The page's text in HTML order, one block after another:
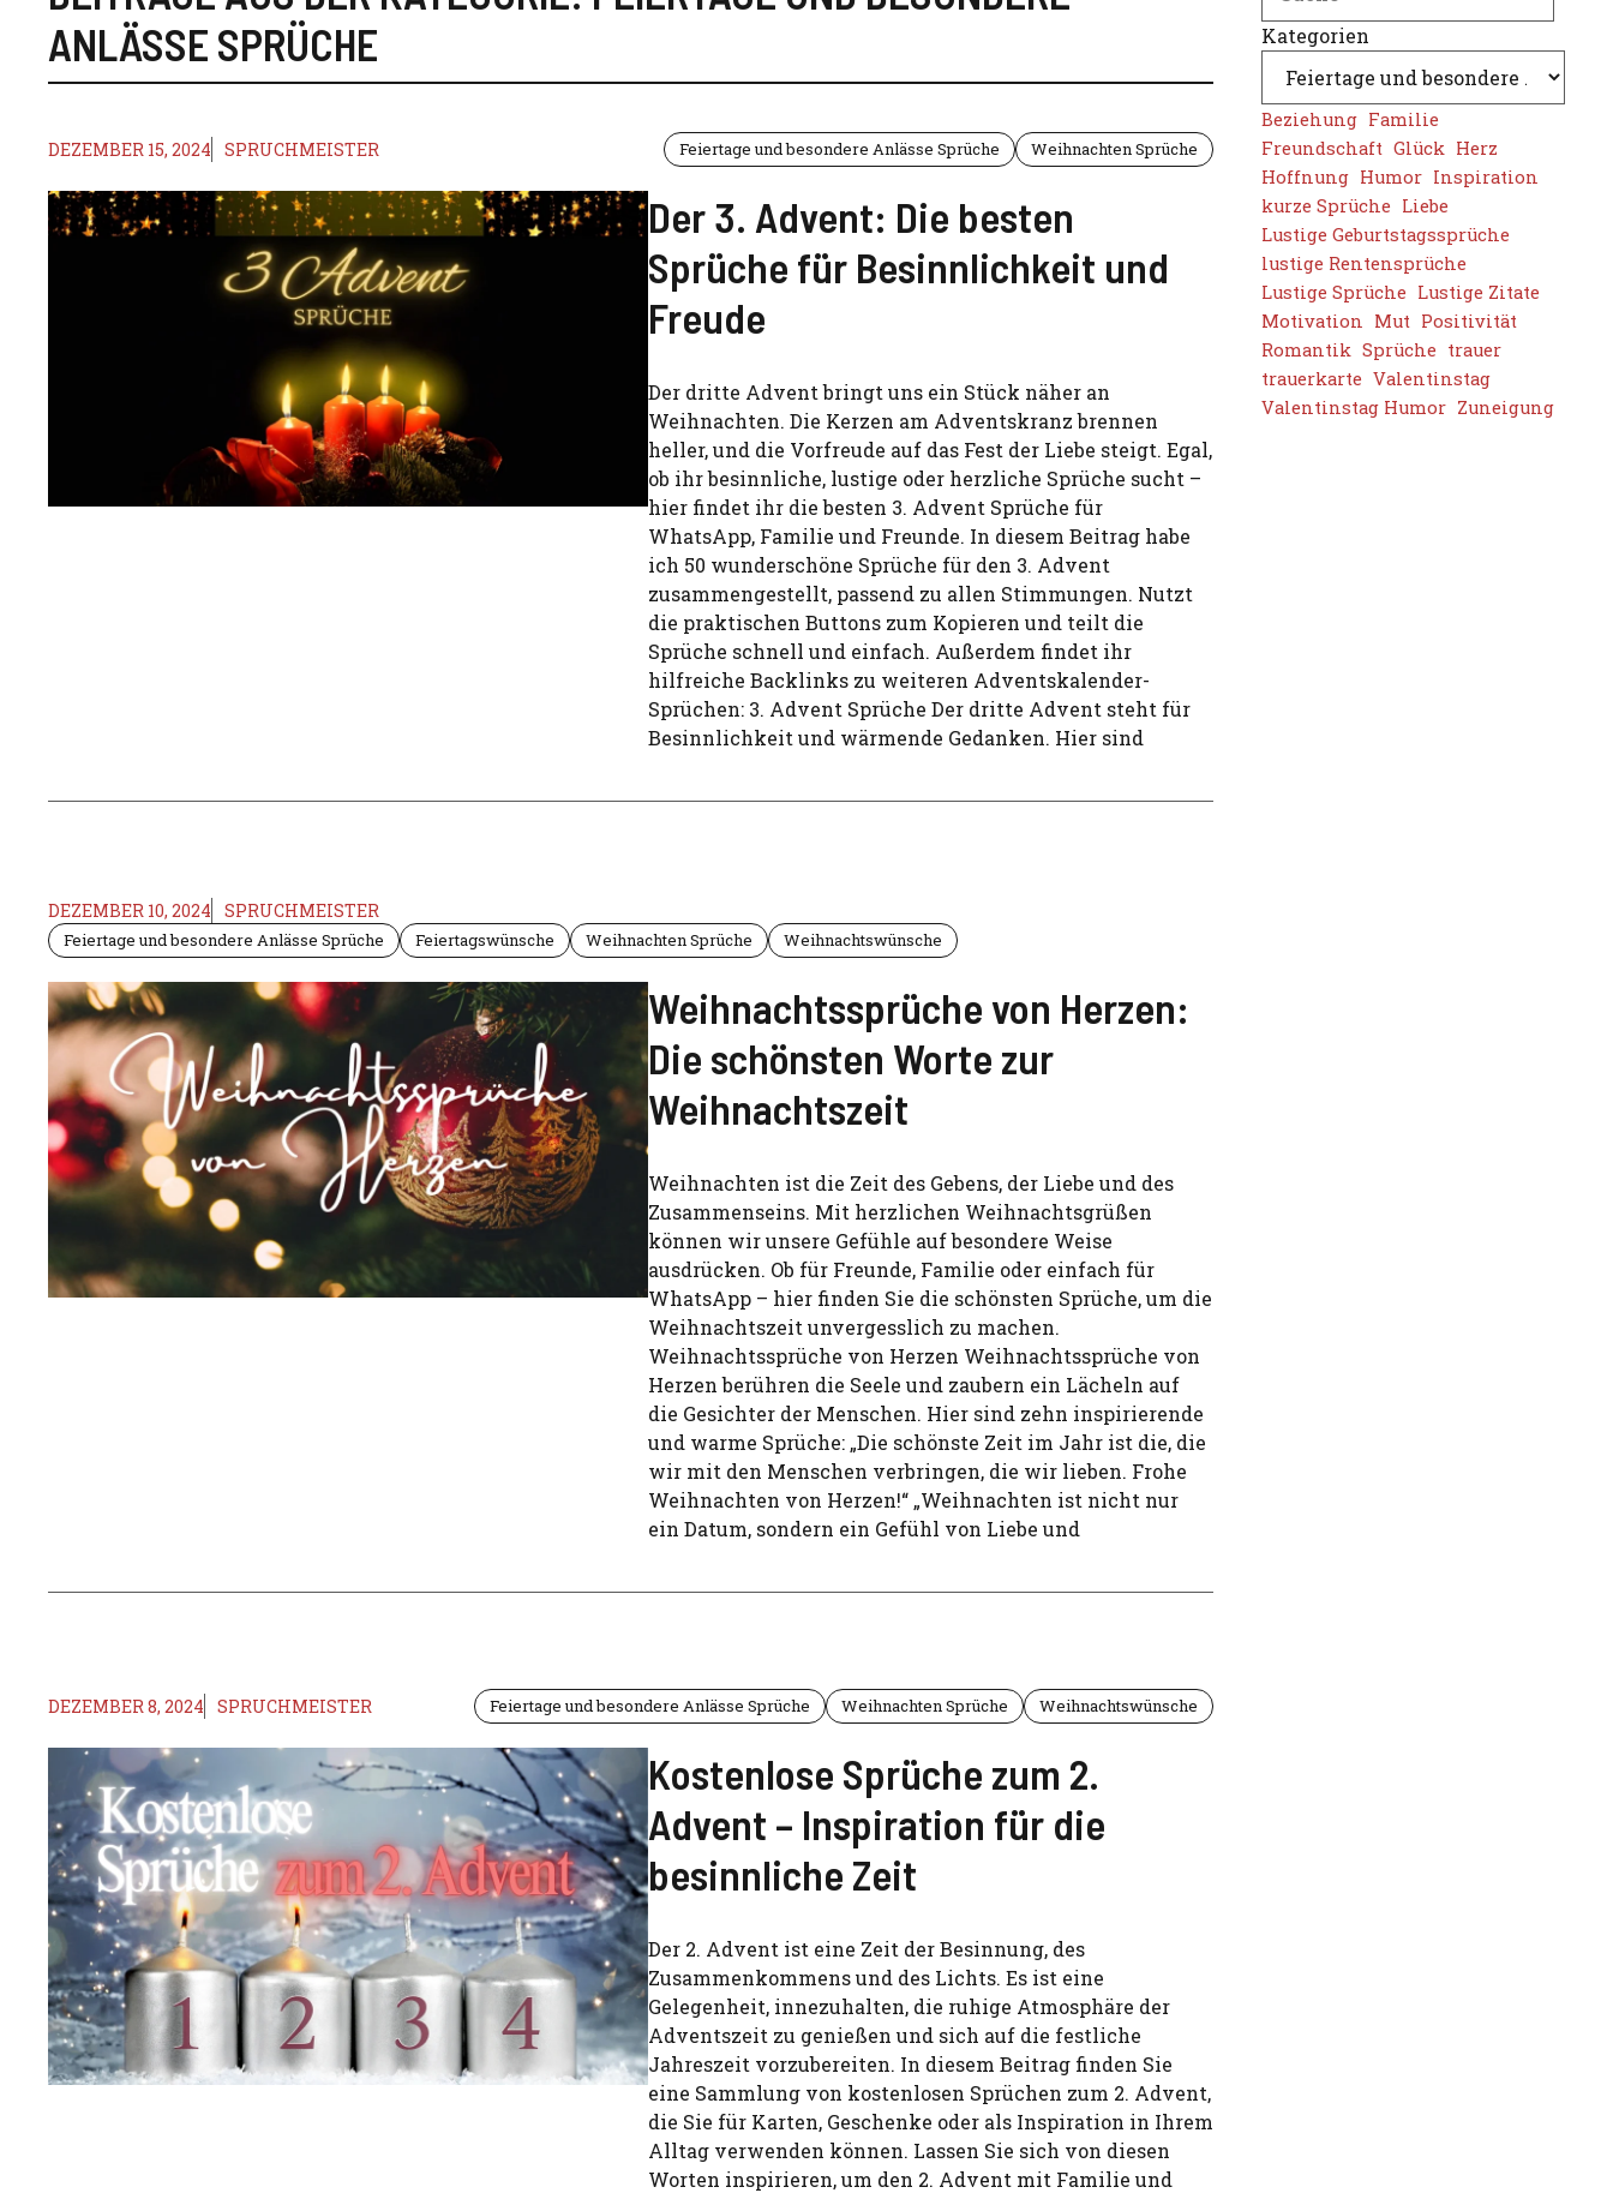
ANLÄSSE SPRÜCHE
DEZEMBER 15, 2024 SPRUCHMEISTER Feiertage und besondere Anlässe Sprüche Weihnachten Sprüche
Der 3. Advent: Die besten
Sprüche für Besinnlichkeit und
Freude
Der dritte Advent bringt uns ein Stück näher an
Weihnachten. Die Kerzen am Adventskranz brennen
heller, und die Vorfreude auf das Fest der Liebe steigt. Egal,
ob ihr besinnliche, lustige oder herzliche Sprüche sucht –
hier findet ihr die besten 3. Advent Sprüche für
WhatsApp, Familie und Freunde. In diesem Beitrag habe
ich 50 wunderschöne Sprüche für den 3. Advent
zusammengestellt, passend zu allen Stimmungen. Nutzt
die praktischen Buttons zum Kopieren und teilt die
Sprüche schnell und einfach. Außerdem findet ihr
hilfreiche Backlinks zu weiteren Adventskalender-
Sprüchen: 3. Advent Sprüche Der dritte Advent steht für
Besinnlichkeit und wärmende Gedanken. Hier sind
DEZEMBER 10, 2024 SPRUCHMEISTER
Feiertage und besondere Anlässe Sprüche Feiertagswünsche Weihnachten Sprüche Weihnachtswünsche
Weihnachtssprüche von Herzen:
Die schönsten Worte zur
Weihnachtszeit
Weihnachten ist die Zeit des Gebens, der Liebe und des
Zusammenseins. Mit herzlichen Weihnachtsgrüßen
können wir unsere Gefühle auf besondere Weise
ausdrücken. Ob für Freunde, Familie oder einfach für
WhatsApp – hier finden Sie die schönsten Sprüche, um die
Weihnachtszeit unvergesslich zu machen.
Weihnachtssprüche von Herzen Weihnachtssprüche von
Herzen berühren die Seele und zaubern ein Lächeln auf
die Gesichter der Menschen. Hier sind zehn inspirierende
und warme Sprüche: „Die schönste Zeit im Jahr ist die, die
wir mit den Menschen verbringen, die wir lieben. Frohe
Weihnachten von Herzen!“ „Weihnachten ist nicht nur
ein Datum, sondern ein Gefühl von Liebe und
DEZEMBER 8, 2024 SPRUCHMEISTER Feiertage und besondere Anlässe Sprüche Weihnachten Sprüche Weihnachtswünsche
Kostenlose Sprüche zum 2.
Advent – Inspiration für die
besinnliche Zeit
Der 2. Advent ist eine Zeit der Besinnung, des
Zusammenkommens und des Lichts. Es ist eine
Gelegenheit, innezuhalten, die ruhige Atmosphäre der
Adventszeit zu genießen und sich auf die festliche
Jahreszeit vorzubereiten. In diesem Beitrag finden Sie
eine Sammlung von kostenlosen Sprüchen zum 2. Advent,
die Sie für Karten, Geschenke oder als Inspiration in Ihrem
Alltag verwenden können. Lassen Sie sich von diesen
Worten inspirieren, um den 2. Advent mit Familie und
Kategorien
Beziehung Familie
Freundschaft Glück Herz
Hoffnung Humor Inspiration
kurze Sprüche Liebe
Lustige Geburtstagssprüche
lustige Rentensprüche
Lustige Sprüche Lustige Zitate
Motivation Mut Positivität
Romantik Sprüche trauer
trauerkarte Valentinstag
Valentinstag Humor Zuneigung